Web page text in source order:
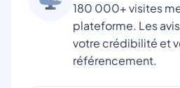
180 000+ visites
plateforme. Les
votre crédibilité et
référencement.